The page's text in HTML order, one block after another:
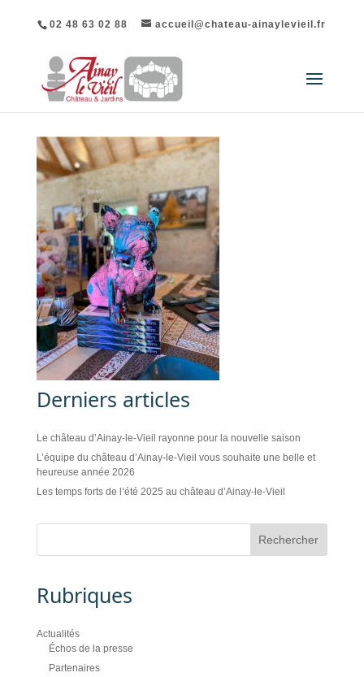
02 48 63 02 88 accueil@chateau-ainaylevieil.fr
Derniers articles
Le château d’Ainay-le-Vieil rayonne pour la nouvelle saison
L’équipe du château d’Ainay-le-Vieil vous souhaite une belle et
heureuse année 2026
Les temps forts de l’été 2025 au château d’Ainay-le-Vieil
Rubriques
Actualités
Échos de la presse
Partenaires